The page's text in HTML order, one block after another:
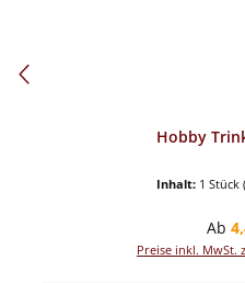
Hobby
Inhalt: 1 Stück
Ab
Preise inkl. MwSt.